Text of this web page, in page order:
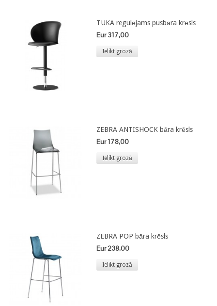
TUKA regulējams pusbāra krēsls
Eur 317,00
Ielikt grozā
ZEBRA ANTISHOCK bāra krēsls
Eur 178,00
Ielikt grozā
ZEBRA POP bāra krēsls
Eur 238,00
Ielikt grozā